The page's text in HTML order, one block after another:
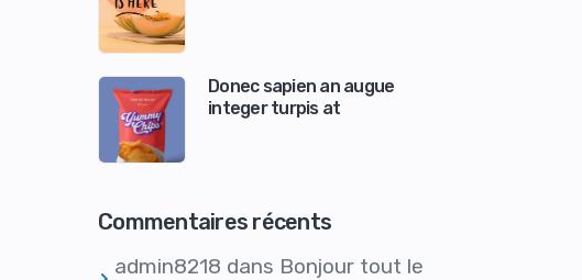
Donec sapien an augue
integer turpis at
Commentaires récents
admin8218 dans Bonjour tout le